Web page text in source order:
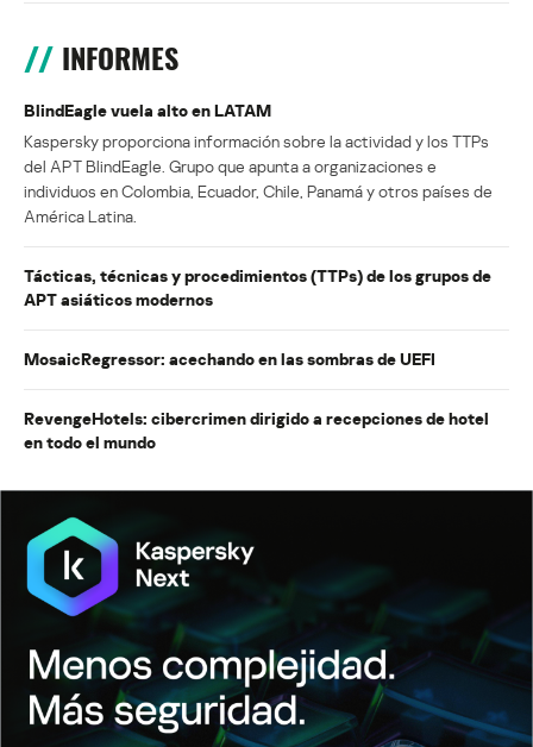
INFORMES
BlindEagle vuela alto en LATAM
Kaspersky proporciona información sobre la actividad y los TTPs
del APT BlindEagle. Grupo que apunta a organizaciones e
individuos en Colombia, Ecuador, Chile, Panamá y otros países de
América Latina.
Tácticas, técnicas y procedimientos (TTPs) de los grupos de
APT asiáticos modernos
MosaicRegressor: acechando en las sombras de UEFI
RevengeHotels: cibercrimen dirigido a recepciones de hotel
en todo el mundo